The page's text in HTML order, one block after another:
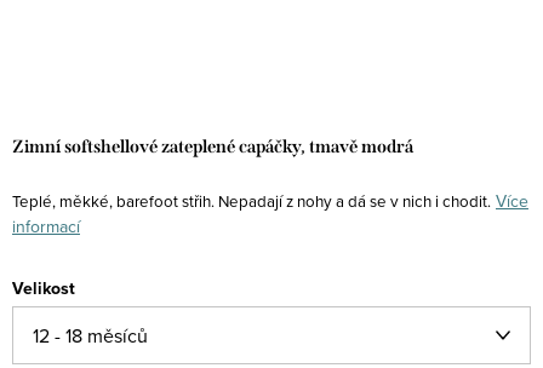
Zimní softshellové zateplené capáčky, tmavě modrá
Teplé, měkké, barefoot střih. Nepadají z nohy a dá se v nich i chodit. Více
informací
Velikost